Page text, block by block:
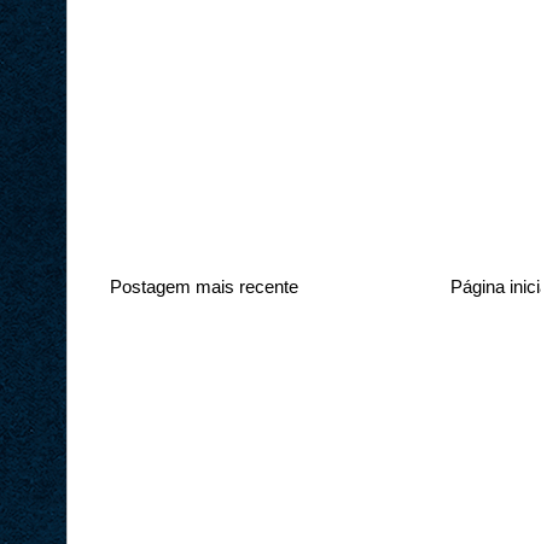
Postagem mais recente Página